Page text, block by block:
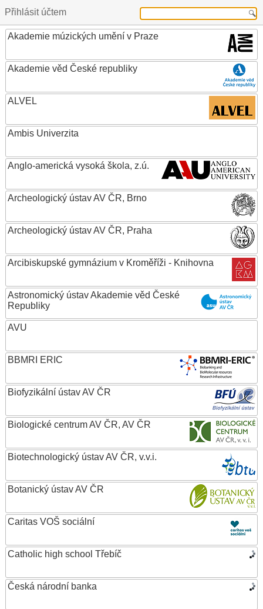
Přihlásit účtem
Akademie múzických umění v Praze
Akademie věd České republiky
ALVEL
Ambis Univerzita
Anglo-americká vysoká škola, z.ú.
Archeologický ústav AV ČR, Brno
Archeologický ústav AV ČR, Praha
Arcibiskupské gymnázium v Kroměříži - Knihovna
Astronomický ústav Akademie věd České
Republiky
AVU
BBMRI ERIC
Biofyzikální ústav AV ČR
Biologické centrum AV ČR, AV ČR
Biotechnologický ústav AV ČR, v.v.i.
Botanický ústav AV ČR
Caritas VOŠ sociální
Catholic high school Třebíč
Česká národní banka